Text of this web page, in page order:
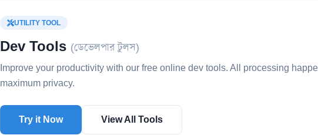
UTILITY TOOL
Dev Tools (ডেভেলপার টুলস)
Improve your productivity with our free onlinedev tools. All processing
maximum privacy.
Try it Now View All Tools